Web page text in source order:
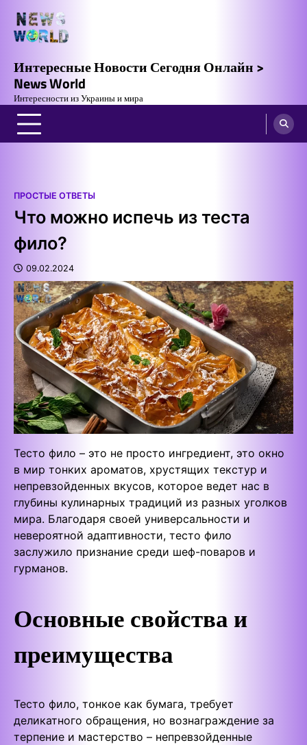
content
Интересные Новости Сегодня Онлайн >
News World
Интересности из Украины и мира
ПРОСТЫЕ ОТВЕТЫ
Что можно испечь из теста
фило?
09.02.2024
Тесто фило – это не просто ингредиент, это окно
в мир тонких ароматов, хрустящих текстур и
непревзойденных вкусов, которое ведет нас в
глубины кулинарных традиций из разных уголков
мира. Благодаря своей универсальности и
невероятной адаптивности, тесто фило
заслужило признание среди шеф-поваров и
гурманов.
Основные свойства и
преимущества
Тесто фило, тонкое как бумага, требует
деликатного обращения, но вознаграждение за
терпение и мастерство – непревзойденные